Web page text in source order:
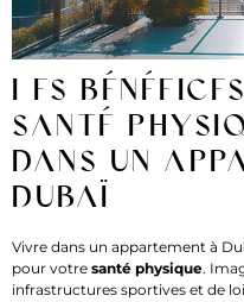
Les
santé
dans un
Dubaï
Vivre dans un appartement à
pour votre santé physique.
infrastructures sportives et de